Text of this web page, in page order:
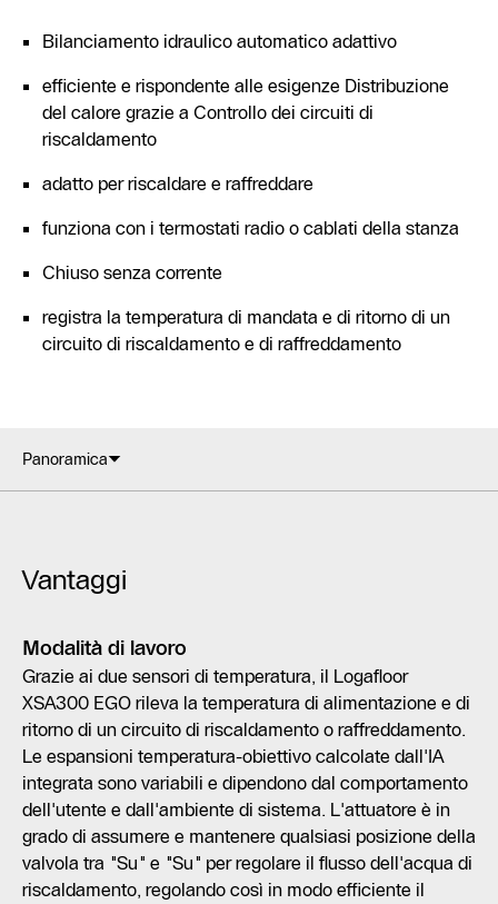
Bilanciamento idraulico automatico adattivo
efficiente e rispondente alle esigenze Distribuzione
del calore grazie a Controllo dei circuiti di
riscaldamento
adatto per riscaldare e raffreddare
funziona con i termostati radio o cablati della stanza
Chiuso senza corrente
registra la temperatura di mandata e di ritorno di un
circuito di riscaldamento e di raffreddamento
Panoramica
Vantaggi
Modalità di lavoro
Grazie ai due sensori di temperatura, il Logafloor
XSA300 EGO rileva la temperatura di alimentazione e di
ritorno di un circuito di riscaldamento o raffreddamento.
Le espansioni temperatura-obiettivo calcolate dall'IA
integrata sono variabili e dipendono dal comportamento
dell'utente e dall'ambiente di sistema. L'attuatore è in
grado di assumere e mantenere qualsiasi posizione della
valvola tra "Su" e "Su" per regolare il flusso dell'acqua di
riscaldamento, regolando così in modo efficiente il